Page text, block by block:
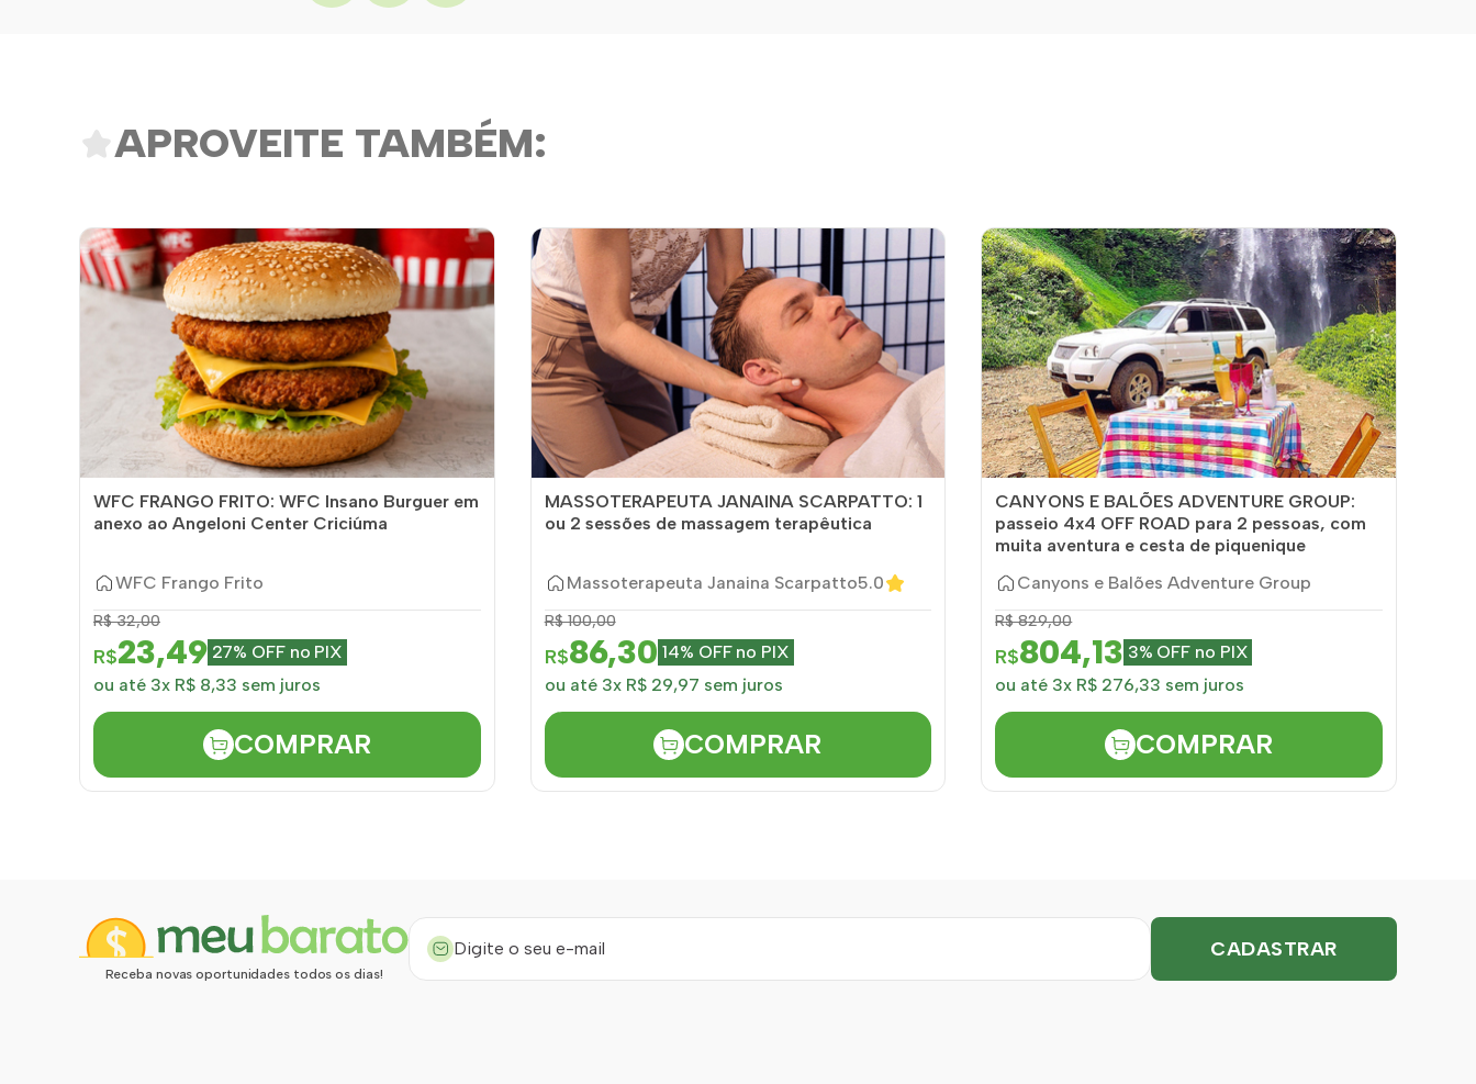
APROVEITE TAMBÉM:
WFC FRANGO FRITO: WFC Insano Burguer em
anexo ao Angeloni Center Criciúma
WFC Frango Frito
R$ 32,00
R$23,49 27% OFF no PIX
ou até 3x R$ 8,33 sem juros
COMPRAR
MASSOTERAPEUTA JANAINA SCARPATTO: 1
ou 2 sessões de massagem terapêutica
Massoterapeuta Janaina Scarpatto5.0
R$ 100,00
R$86,30 14% OFF no PIX
ou até 3x R$ 29,97 sem juros
COMPRAR
CANYONS E BALÕES ADVENTURE GROUP:
passeio 4x4 OFF ROAD para 2 pessoas, com
muita aventura e cesta de piquenique
Canyons e Balões Adventure Group
R$ 829,00
R$804,13 3% OFF no PIX
ou até 3x R$ 276,33 sem juros
COMPRAR
Receba novas oportunidades todos os dias!